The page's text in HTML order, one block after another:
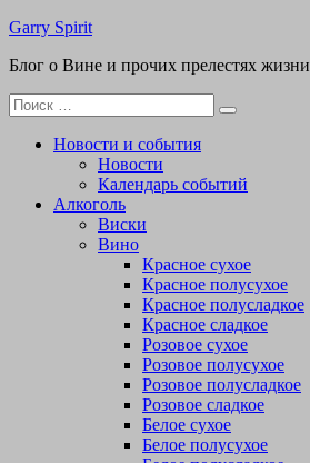
Перейти
содержимому
Garry Spirit
Блог о Вине и прочих прелестях жизни
Поиск
для:
Новости и события
Новости
Календарь событий
Алкоголь
Виски
Вино
Красное сухое
Красное полусухое
Красное полусладкое
Красное сладкое
Розовое сухое
Розовое полусухое
Розовое полусладкое
Розовое сладкое
Белое сухое
Белое полусухое